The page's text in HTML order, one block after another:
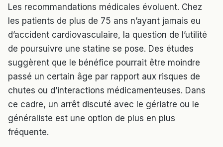
Les recommandations médicales évoluent. Chez
les patients de plus de 75 ans n’ayant jamais eu
d’accident cardiovasculaire, la question de l’utilité
de poursuivre une statine se pose. Des études
suggèrent que le bénéfice pourrait être moindre
passé un certain âge par rapport aux risques de
chutes ou d’interactions médicamenteuses. Dans
ce cadre, un arrêt discuté avec le gériatre ou le
généraliste est une option de plus en plus
fréquente.